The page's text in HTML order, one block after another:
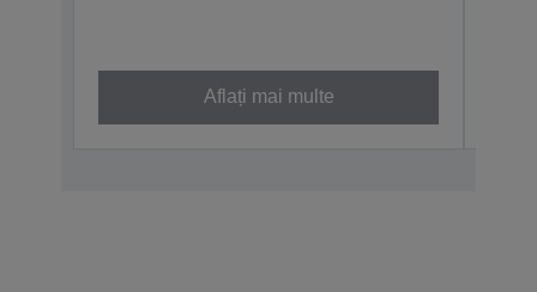
Aflați mai multe